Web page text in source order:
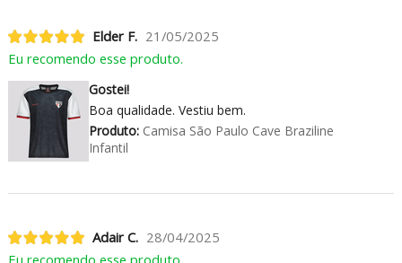
Elder F. 21/05/2025
Eu recomendo esse produto.
Gostei!
Boa qualidade. Vestiu bem.
Produto:Camisa São Paulo Cave Braziline
Infantil
Adair C. 28/04/2025